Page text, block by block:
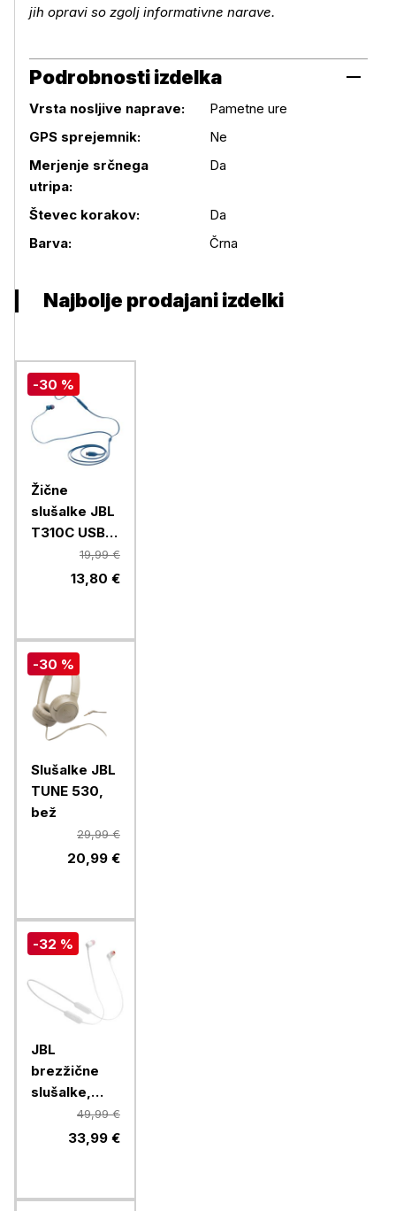
jih opravi so zgolj informativne narave.
Podrobnosti izdelka
Podrobnosti izdelka
Vrsta nosljive naprave:
Pametne ure
GPS sprejemnik:
Ne
Merjenje srčnega
utripa:
Da
Števec korakov:
Da
Barva:
Črna
Najbolje prodajani izdelki
-30 %
Žične
slušalke JBL
T310C USB-
C, modre19,99 €
13,80 €
-30 %
Slušalke JBL
TUNE 530,
bež
29,99 €
20,99 €
-32 %
JBL
brezžične
slušalke,
Tune 125BT,
White
49,99 €
33,99 €